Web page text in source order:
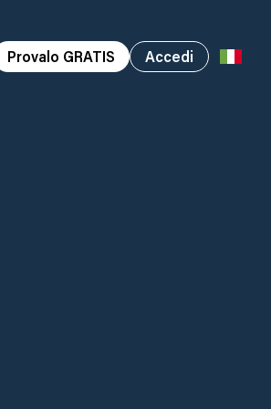
Provalo GRATIS Accedi